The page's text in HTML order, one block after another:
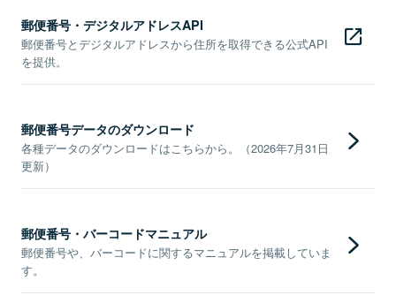
郵便番号・デジタルアドレスAPI
郵便番号とデジタルアドレスから住所を取得できる公式API
を提供。
郵便番号データのダウンロード
各種データのダウンロードはこちらから。（2026年7月31日
更新）
郵便番号・バーコードマニュアル
郵便番号や、バーコードに関するマニュアルを掲載していま
す。